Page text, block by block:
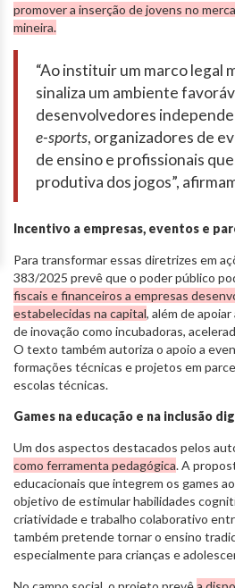
promover a inserção de jovens no
mineira.
“Ao instituir um marco legal
sinaliza um ambiente
desenvolvedores
e-sports, organizadores de
de ensino e profissionais
produtiva dos jogos”,
Incentivo a empresas, eventos e
Para transformar essas diretrizes em
383/2025 prevê que o poder público
fiscais e financeiros a empresas
estabelecidas na capital, além de
de inovação como incubadoras,
O texto também autoriza o apoio a
formações técnicas e projetos em
escolas técnicas.
Games na educação e na inclusão
Um dos aspectos destacados pelos
como ferramenta pedagógica. A
educacionais que integrem os games
objetivo de estimular habilidades
criatividade e trabalho colaborativo
também pretende tornar o ensino
especialmente para crianças e